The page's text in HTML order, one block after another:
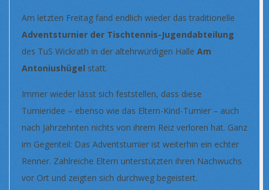
Am letzten Freitag fand endlich wieder das traditionelle
Adventsturnier der Tischtennis-Jugendabteilung
des TuS Wickrath in der altehrwürdigen Halle Am
Antoniushügel statt.
Immer wieder lässt sich feststellen, dass diese
Turnieridee – ebenso wie das Eltern-Kind-Turnier – auch
nach Jahrzehnten nichts von ihrem Reiz verloren hat. Ganz
im Gegenteil: Das Adventsturnier ist weiterhin ein echter
Renner. Zahlreiche Eltern unterstützten ihren Nachwuchs
vor Ort und zeigten sich durchweg begeistert.